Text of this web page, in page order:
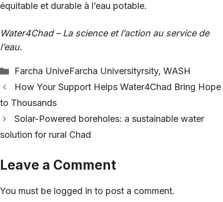
équitable et durable à l’eau potable.
Water4Chad – La science et l’action au service de
l’eau.
Categories
Farcha UniveFarcha Universityrsity, WASH
How Your Support Helps Water4Chad Bring Hope
to Thousands
Solar-Powered boreholes: a sustainable water
solution for rural Chad
Leave a Comment
You must be logged in to post a comment.